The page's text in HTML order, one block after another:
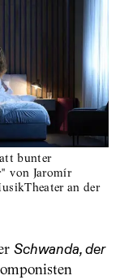
bunter
von Jaromír
an der
Schwanda, der